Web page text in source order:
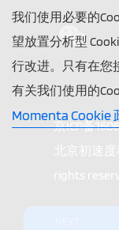
我们使用必要的
望放置分析型
行改进。只有在您
有关我们使用的
Momenta Cookie
京ICP备
北京初速
rights